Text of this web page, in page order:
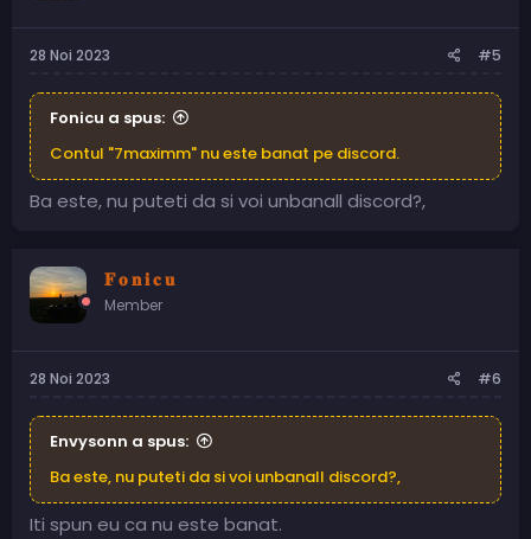
28 Noi 2023 #5
Fonicu a spus:
Contul "7maximm" nu este banat pe discord.
Ba este, nu puteti da si voi unbanall discord?,
𝐅 𝐨 𝐧 𝐢 𝐜 𝐮
Member
28 Noi 2023 #6
Envysonn a spus:
Ba este, nu puteti da si voi unbanall discord?,
Iti spun eu ca nu este banat.